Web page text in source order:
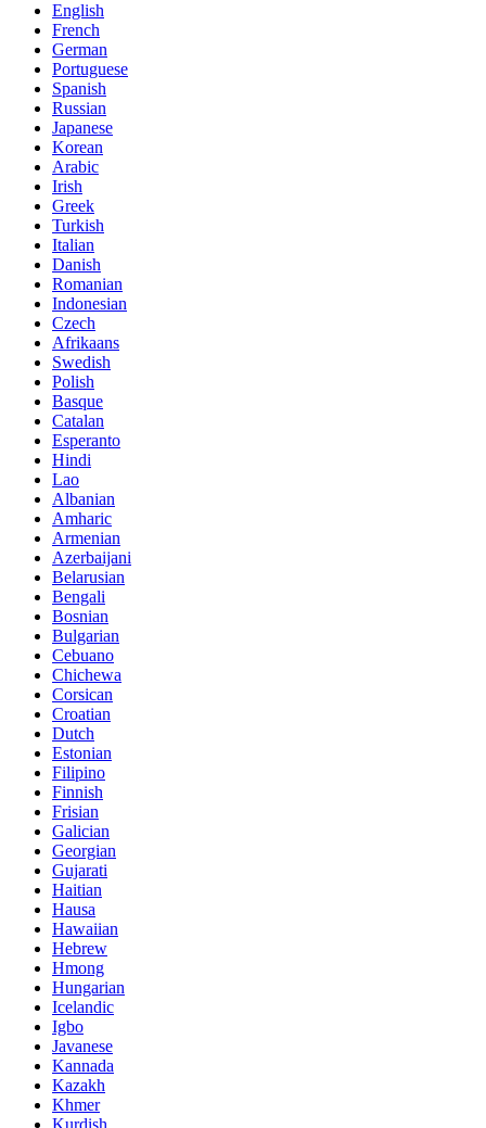
English
French
German
Portuguese
Spanish
Russian
Japanese
Korean
Arabic
Irish
Greek
Turkish
Italian
Danish
Romanian
Indonesian
Czech
Afrikaans
Swedish
Polish
Basque
Catalan
Esperanto
Hindi
Lao
Albanian
Amharic
Armenian
Azerbaijani
Belarusian
Bengali
Bosnian
Bulgarian
Cebuano
Chichewa
Corsican
Croatian
Dutch
Estonian
Filipino
Finnish
Frisian
Galician
Georgian
Gujarati
Haitian
Hausa
Hawaiian
Hebrew
Hmong
Hungarian
Icelandic
Igbo
Javanese
Kannada
Kazakh
Khmer